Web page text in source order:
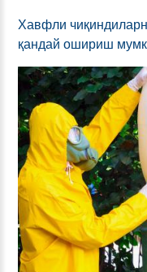
Хавфли
қандай ошириш